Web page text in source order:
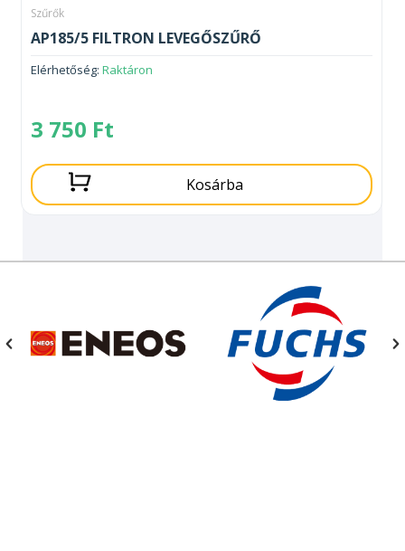
Szűrők
AP185/5 FILTRON LEVEGŐSZŰRŐ
Elérhetőség: Raktáron
3 750 Ft
Kosárba